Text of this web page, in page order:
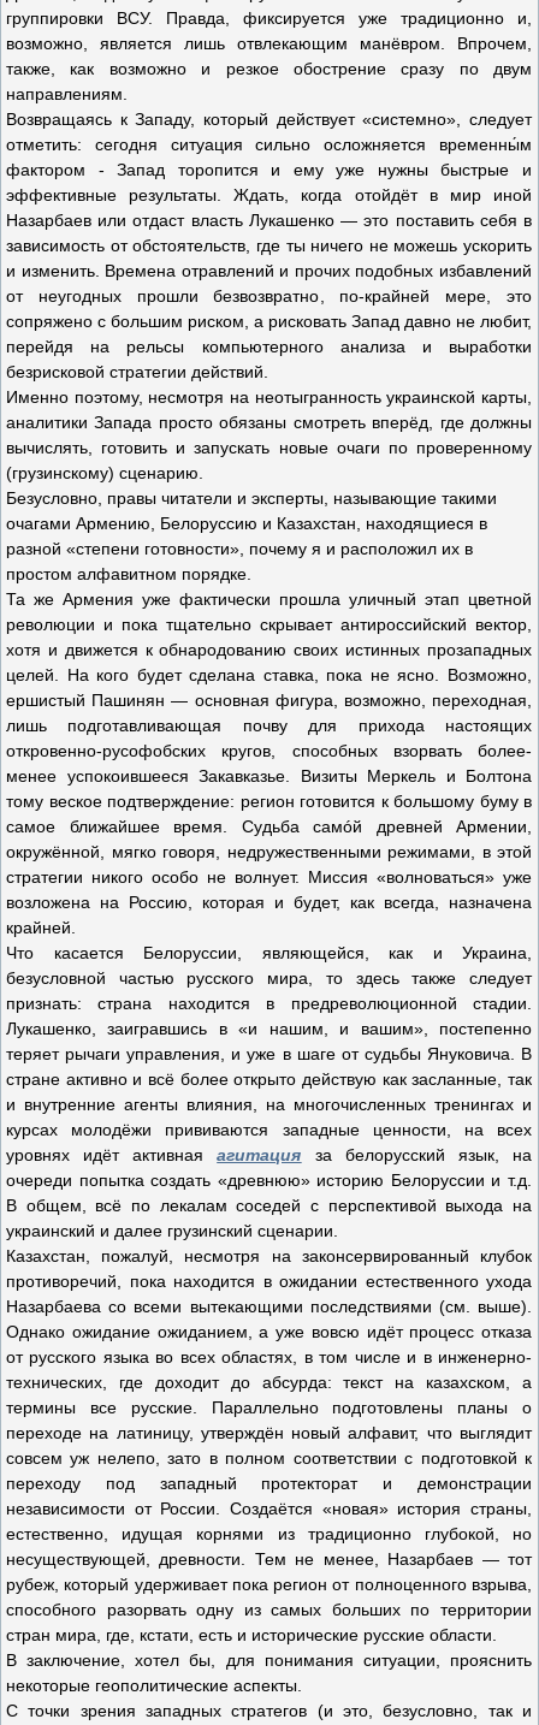
группировки ВСУ. Правда, фиксируется уже традиционно и,
возможно, является лишь отвлекающим манёвром. Впрочем,
также, как возможно и резкое обострение сразу по двум
направлениям.
Возвращаясь к Западу, который действует «системно», следует
отметить: сегодня ситуация сильно осложняется временны́м
фактором - Запад торопится и ему уже нужны быстрые и
эффективные результаты. Ждать, когда отойдёт в мир иной
Назарбаев или отдаст власть Лукашенко — это поставить себя в
зависимость от обстоятельств, где ты ничего не можешь ускорить
и изменить. Времена отравлений и прочих подобных избавлений
от неугодных прошли безвозвратно, по-крайней мере, это
сопряжено с большим риском, а рисковать Запад давно не любит,
перейдя на рельсы компьютерного анализа и выработки
безрисковой стратегии действий.
Именно поэтому, несмотря на неотыгранность украинской карты,
аналитики Запада просто обязаны смотреть вперёд, где должны
вычислять, готовить и запускать новые очаги по проверенному
(грузинскому) сценарию.
Безусловно, правы читатели и эксперты, называющие такими
очагами Армению, Белоруссию и Казахстан, находящиеся в
разной «степени готовности», почему я и расположил их в
простом алфавитном порядке.
Та же Армения уже фактически прошла уличный этап цветной
революции и пока тщательно скрывает антироссийский вектор,
хотя и движется к обнародованию своих истинных прозападных
целей. На кого будет сделана ставка, пока не ясно. Возможно,
ершистый Пашинян — основная фигура, возможно, переходная,
лишь подготавливающая почву для прихода настоящих
откровенно-русофобских кругов, способных взорвать более-
менее успокоившееся Закавказье. Визиты Меркель и Болтона
тому веское подтверждение: регион готовится к большому буму в
самое ближайшее время. Судьба самóй древней Армении,
окружённой, мягко говоря, недружественными режимами, в этой
стратегии никого особо не волнует. Миссия «волноваться» уже
возложена на Россию, которая и будет, как всегда, назначена
крайней.
Что касается Белоруссии, являющейся, как и Украина,
безусловной частью русского мира, то здесь также следует
признать: страна находится в предреволюционной стадии.
Лукашенко, заигравшись в «и нашим, и вашим», постепенно
теряет рычаги управления, и уже в шаге от судьбы Януковича. В
стране активно и всё более открыто действую как засланные, так
и внутренние агенты влияния, на многочисленных тренингах и
курсах молодёжи прививаются западные ценности, на всех
уровнях идёт активнаяагитация за белорусский язык, на
очереди попытка создать «древнюю» историю Белоруссии и т.д.
В общем, всё по лекалам соседей с перспективой выхода на
украинский и далее грузинский сценарии.
Казахстан, пожалуй, несмотря на законсервированный клубок
противоречий, пока находится в ожидании естественного ухода
Назарбаева со всеми вытекающими последствиями (см. выше).
Однако ожидание ожиданием, а уже вовсю идёт процесс отказа
от русского языка во всех областях, в том числе и в инженерно-
технических, где доходит до абсурда: текст на казахском, а
термины все русские. Параллельно подготовлены планы о
переходе на латиницу, утверждён новый алфавит, что выглядит
совсем уж нелепо, зато в полном соответствии с подготовкой к
переходу под западный протекторат и демонстрации
независимости от России. Создаётся «новая» история страны,
естественно, идущая корнями из традиционно глубокой, но
несуществующей, древности. Тем не менее, Назарбаев — тот
рубеж, который удерживает пока регион от полноценного взрыва,
способного разорвать одну из самых больших по территории
стран мира, где, кстати, есть и исторические русские области.
В заключение, хотел бы, для понимания ситуации, прояснить
некоторые геополитические аспекты.
С точки зрения западных стратегов (и это, безусловно, так и